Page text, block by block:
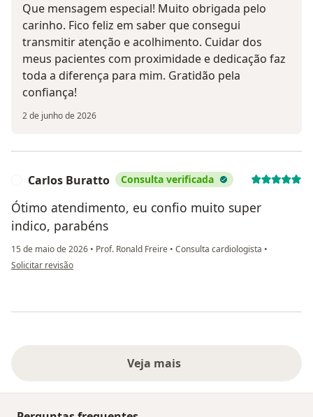
Que mensagem especial! Muito obrigada pelo
carinho. Fico feliz em saber que consegui
transmitir atenção e acolhimento. Cuidar dos
meus pacientes com proximidade e dedicação faz
toda a diferença para mim. Gratidão pela
confiança!
2 de junho de 2026
Carlos Buratto Consulta verificada
Ótimo atendimento, eu confio muito super
indico, parabéns
15 de maio de 2026 • Prof. Ronald Freire • Consulta cardiologista •
na opinião do utilizador Carlos Buratto
Solicitar revisão
Veja mais